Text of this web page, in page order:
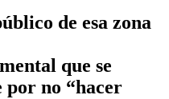
de esa zona
que se
por no “hacer